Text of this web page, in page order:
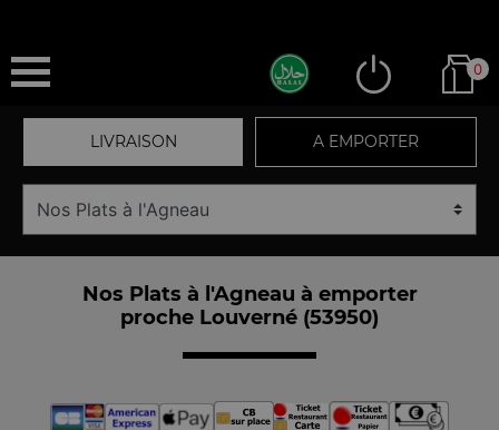
0
LIVRAISON A EMPORTER
Nos Plats à l'Agneau à emporter
proche Louverné (53950)